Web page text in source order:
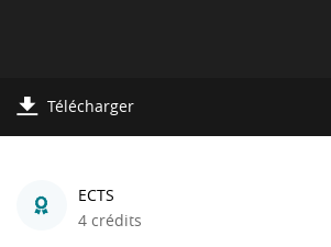
Télécharger
ECTS
4 crédits